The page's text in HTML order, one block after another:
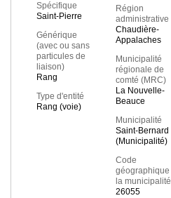
Spécifique
Saint-Pierre
Générique
(avec ou sans
particules de
liaison)
Rang
Type d'entité
Rang (voie)
Région
administrative
Chaudière-
Appalaches
Municipalité
régionale de
comté (MRC)
La Nouvelle-
Beauce
Municipalité
Saint-Bernard
(Municipalité)
Code
géographique
la municipalité
26055